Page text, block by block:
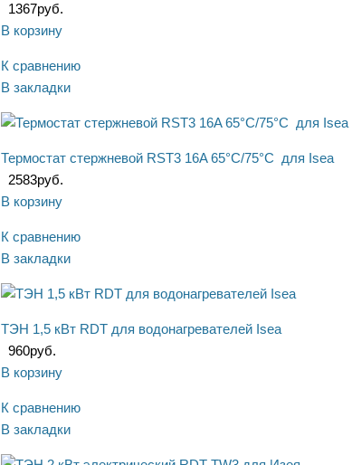
1367руб.
В корзину
К сравнению
В закладки
Термостат стержневой RST3 16A 65°С/75°С для Isea
2583руб.
В корзину
К сравнению
В закладки
ТЭН 1,5 кВт RDT для водонагревателей Isea
960руб.
В корзину
К сравнению
В закладки